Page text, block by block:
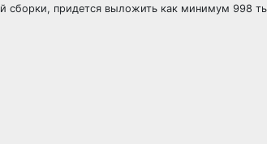
сборки, придется выложить как минимум 998